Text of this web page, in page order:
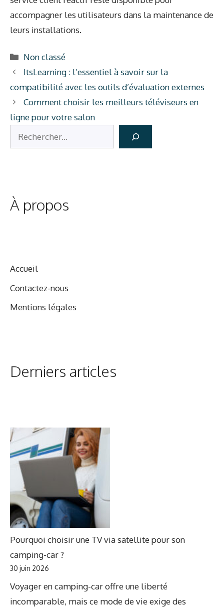
accompagner les utilisateurs dans la maintenance de
leurs installations.
Catégories
Non classé
ItsLearning : l’essentiel à savoir sur la
compatibilité avec les outils d’évaluation externes
Comment choisir les meilleurs téléviseurs en
ligne pour votre salon
Rechercher
À propos
Accueil
Contactez-nous
Mentions légales
Derniers articles
Pourquoi choisir une TV via satellite pour son
camping-car ?
30 juin 2026
Voyager en camping-car offre une liberté
incomparable, mais ce mode de vie exige des